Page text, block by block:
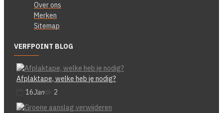
Over ons
Merken
Sitemap
VERFPOINT BLOG
Afplaktape, welke heb je nodig?
16Jan 2